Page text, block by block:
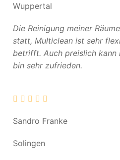
Wuppertal
Die Reinigung meiner
statt, Multiclean ist sehr
betrifft. Auch preislich kann
bin sehr zufrieden.
Sandro Franke
Solingen